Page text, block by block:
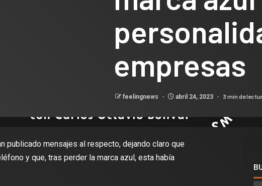
empresas
feelingnews abril 24, 2023 3 min de
publicado mensajes al respecto, dejando claro que
y que, tras perder la marca azul, esta había